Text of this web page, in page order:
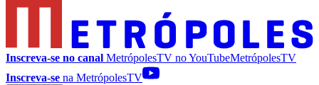
Inscreva-se no canal MetrópolesTV noYouTubeMetrópolesTV
Inscreva-se na MetrópolesTV